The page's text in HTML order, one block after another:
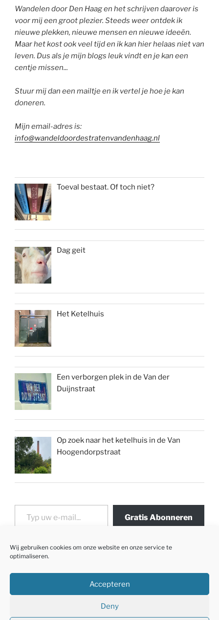
Wij gebruiken cookies om onze website en onze service te
optimaliseren.
Accepteren
Deny
Wandelen door Den Haag en het schrijven daarover is
voor mij een groot plezier. Steeds weer ontdek ik
nieuwe plekken, nieuwe mensen en nieuwe ideeën.
Maar het kost ook veel tijd en ik kan hier helaas niet van
leven. Dus als je mijn blogs leuk vindt en je kan een
centje missen...
Stuur mij dan een mailtje en ik vertel je hoe je kan
doneren.
Mijn email-adres is:
info@wandeldoordestratenvandenhaag.nl
Toeval bestaat. Of toch niet?
Dag geit
Het Ketelhuis
Een verborgen plek in de Van der
Duijnstraat
Op zoek naar het ketelhuis in de Van
Hoogendorpstraat
Typ uw e-mail...
Gratis Abonneren